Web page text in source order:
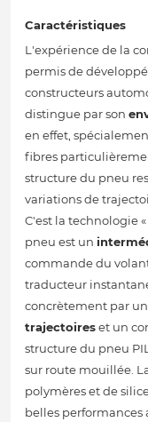
Caractéristiques
L'expérience de la
permis de
constructeurs
distingue par son
en effet,
fibres
structure du pneu
variations de
C'est la technologie
pneu est un
commande du
traducteur
concrètement par
trajectoireset un
structure du pneu
sur route mouillée.
polymères et de
belles performances